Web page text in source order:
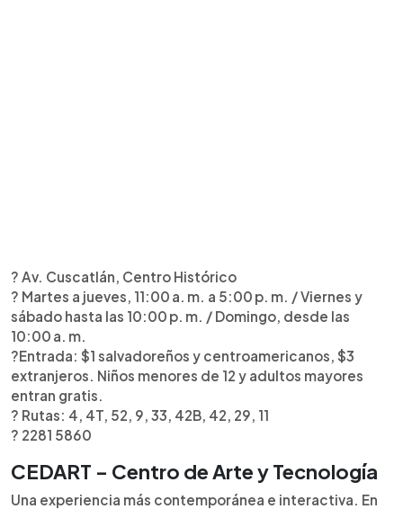
? Av. Cuscatlán, Centro Histórico
? Martes a jueves, 11:00 a. m. a 5:00 p. m. / Viernes y
sábado hasta las 10:00 p. m. / Domingo, desde las
10:00 a. m.
?️Entrada: $1 salvadoreños y centroamericanos, $3
extranjeros. Niños menores de 12 y adultos mayores
entran gratis.
? Rutas: 4, 4T, 52, 9, 33, 42B, 42, 29, 11
? 2281 5860
CEDART – Centro de Arte y Tecnología
Una experiencia más contemporánea e interactiva. En